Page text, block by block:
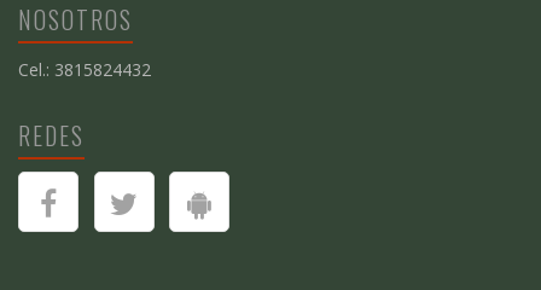
NOSOTROS
Cel.: 3815824432
REDES